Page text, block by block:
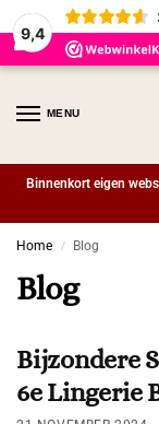
9,4
MENU
Binnenkort eigen
Home / Blog
Blog
Bijzondere
6e Lingerie